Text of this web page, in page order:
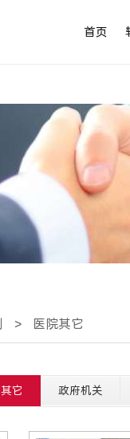
首页
> 医院其它
它 政府机关